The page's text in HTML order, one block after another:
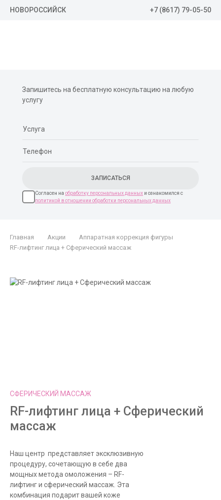
НОВОРОССИЙСК +7 (8617) 79-05-50
Запишитесь на бесплатную консультацию на любую
услугу
Согласен на обработку персональных данных и ознакомился с
политикой в отношении обработки персональных данных
Главная Акции
Аппаратная коррекция фигуры
RF-лифтинг лица + Сферический массаж
СФЕРИЧЕСКИЙ МАССАЖ
RF-лифтинг лица + Сферический
массаж
Наш центр представляет эксклюзивную
процедуру, сочетающую в себе два
мощных метода омоложения – RF-
лифтинг и сферический массаж. Эта
комбинация подарит вашей коже